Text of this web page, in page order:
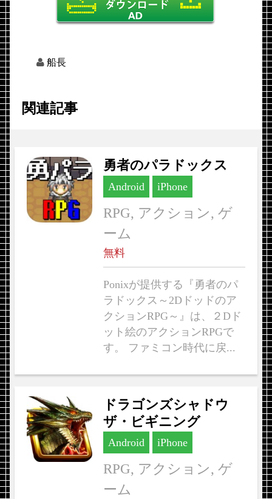
船長
関連記事
勇者のパラドックス
Android iPhone
RPG, アクション, ゲ
ーム
無料
Ponixが提供する『勇者のパ
ラドックス～2Dドッドのア
クションRPG～』は、２Dド
ット絵のアクションRPGで
す。 ファミコン時代に戻...
ドラゴンズシャドウ
ザ・ビギニング
Android iPhone
RPG, アクション, ゲ
ーム